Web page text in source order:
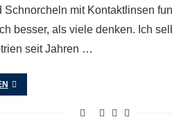
Schnorcheln mit Kontaktlinsen
besser, als viele denken. Ich
seit Jahren …